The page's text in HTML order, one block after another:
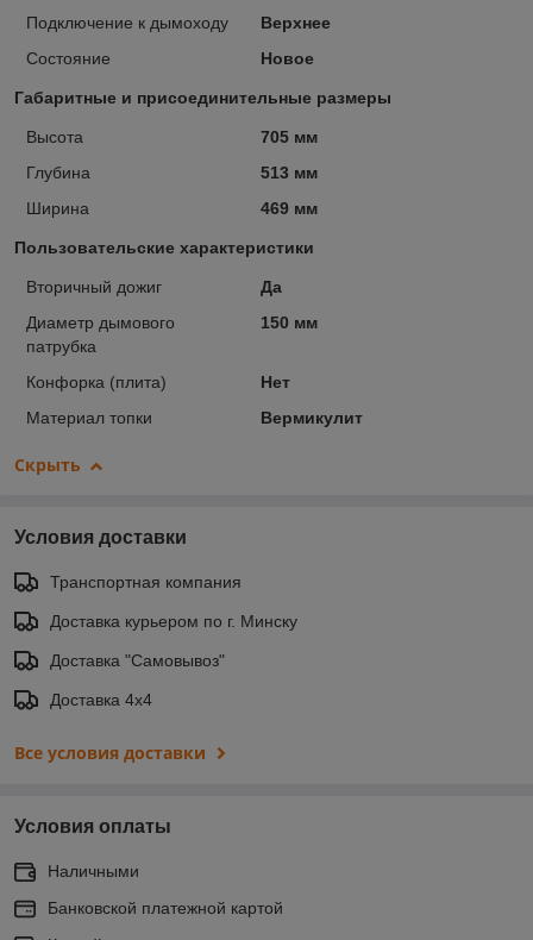
Подключение к дымоходу
Верхнее
Состояние
Новое
Габаритные и присоединительные размеры
Высота
705 мм
Глубина
513 мм
Ширина
469 мм
Пользовательские характеристики
Вторичный дожиг
Да
Диаметр дымового
патрубка
150 мм
Конфорка (плита)
Нет
Материал топки
Вермикулит
Скрыть
Условия доставки
Транспортная компания
Доставка курьером по г. Минску
Доставка "Самовывоз"
Доставка 4х4
Все условия доставки
Условия оплаты
Наличными
Банковской платежной картой